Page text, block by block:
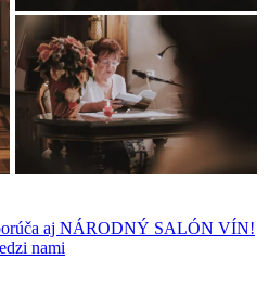
aj NÁRODNÝ SALÓN VÍN!
nami